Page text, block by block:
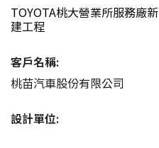
TOYOTA桃大營業所服務廠新
建工程
客戶名稱:
桃苗汽車股份有限公司
設計單位: